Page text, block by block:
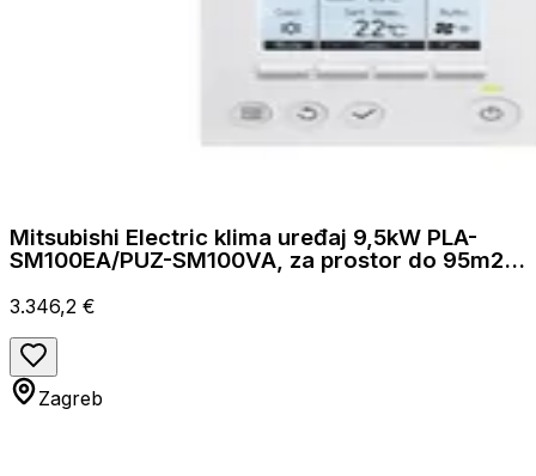
Mitsubishi Electric klima uređaj 9,5kW PLA-
SM100EA/PUZ-SM100VA, za prostor do 95m2,
3.346,2 €
Zagreb